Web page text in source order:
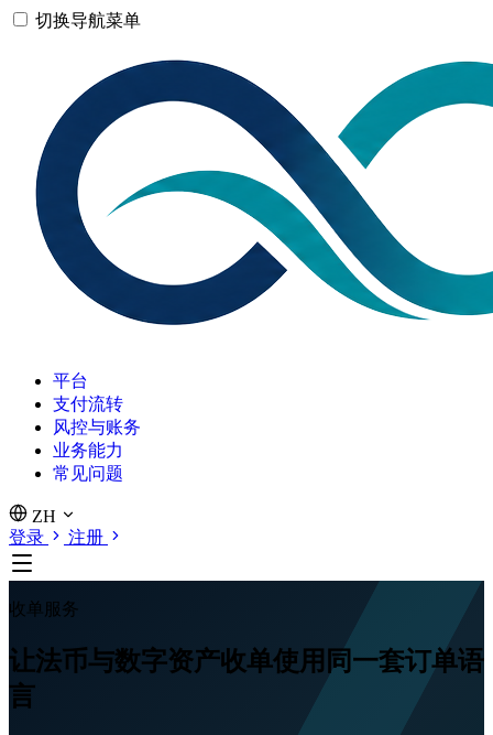
切换导航菜单
平台
支付流转
风控与账务
业务能力
常见问题
ZH
登录
注册
收单服务
让法币与数字资产收单使用同一套订单语
言